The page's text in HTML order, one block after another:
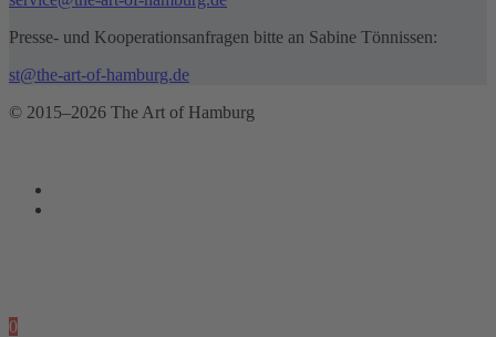
Presse- und Kooperationsanfragen bitte an Sabine Tönnissen:
st@the-art-of-hamburg.de
© 2015–2026 The Art of Hamburg
0